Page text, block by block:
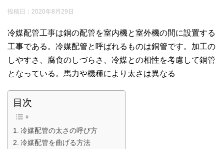
投稿日： 2020年8月29日
冷媒配管工事は銅の配管を室内機と室外機の間に設置する
工事である。冷媒配管と呼ばれるものは銅管です。加工の
しやすさ、腐食のしづらさ、冷媒との相性を考慮して銅管
となっている。馬力や機種により太さは異なる
目次
冷媒配管の太さの呼び方
冷媒配管を曲げる方法